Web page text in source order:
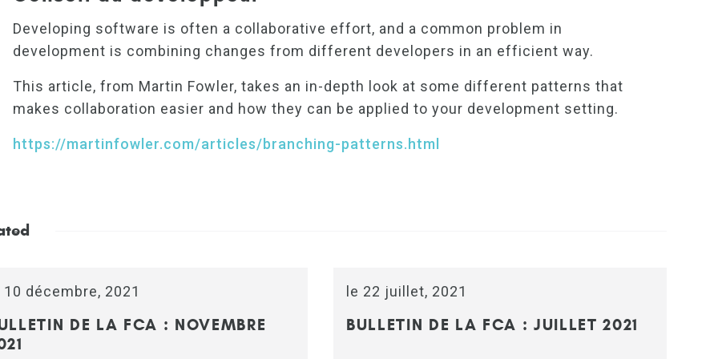
Developing software is often a collaborative effort, and a common problem in
development is combining changes from different developers in an efficient way.
This article, from Martin Fowler, takes an in-depth look at some different patterns that
makes collaboration easier and how they can be applied to your development setting.
https://martinfowler.com/articles/branching-patterns.html
10 décembre, 2021
DE LA FCA : NOVEMBRE
le 22 juillet, 2021
BULLETIN DE LA FCA : JUILLET 2021